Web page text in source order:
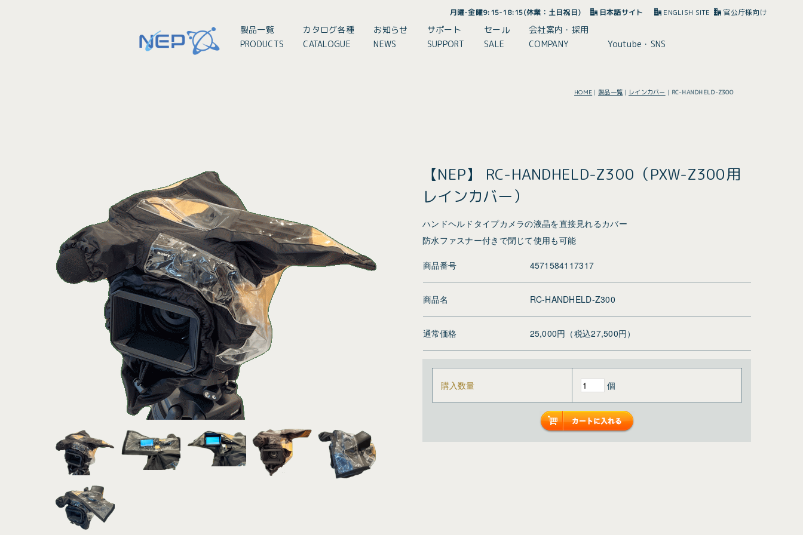
月曜-金曜9:15-18:15(休業：土日祝日) 日本語サイト ENGLISH SITE 官公庁様向け
製品一覧
PRODUCTS
カタログ各種
CATALOGUE
お知らせ
NEWS
サポート
SUPPORT
セール
SALE
会社案内・採用
COMPANY
Youtube・SNS
HOME |製品一覧 | レインカバー | RC-HANDHELD-Z300
【NEP】 RC-HANDHELD-Z300（PXW-Z300用
レインカバー）
ハンドヘルドタイプカメラの液晶を直接見れるカバー
防水ファスナー付きで閉じて使用も可能
商品番号 4571584117317
商品名 RC-HANDHELD-Z300
通常価格 25,000円（税込27,500円）
購入数量 個